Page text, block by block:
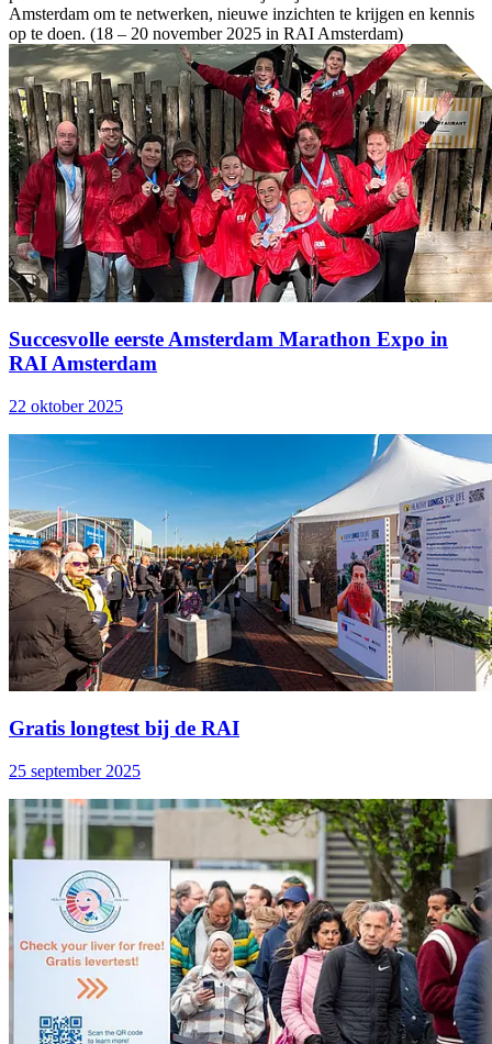
Amsterdam om te netwerken, nieuwe inzichten te krijgen en kennis
op te doen. (18 – 20 november 2025 in RAI Amsterdam)
Succesvolle eerste Amsterdam Marathon Expo in
RAI Amsterdam
22 oktober 2025
Gratis longtest bij de RAI
25 september 2025